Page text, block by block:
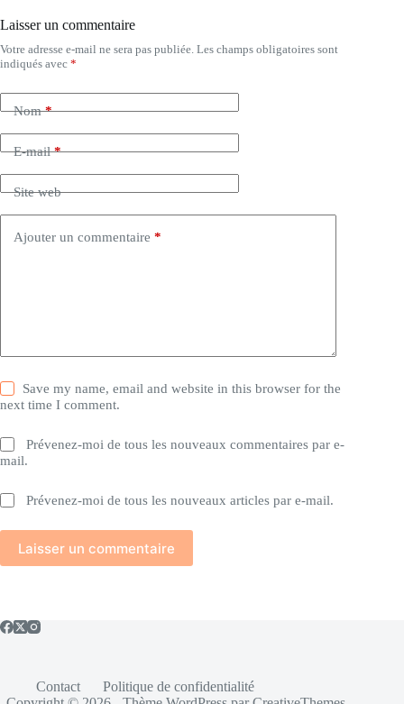
Laisser un commentaire
Votre adresse e-mail ne sera pas publiée. Les champs obligatoires sont
indiqués avec *
Nom*
E-mail*
Site web
Ajouter un commentaire *
Save my name, email and website in this browser for the
next time I comment.
Prévenez-moi de tous les nouveaux commentaires par e-
mail.
Prévenez-moi de tous les nouveaux articles par e-mail.
Laisser un commentaire
Contact
Politique de confidentialité